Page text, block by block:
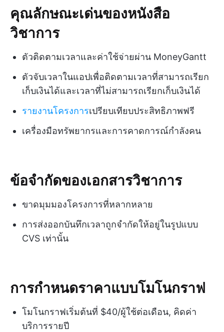
คุณลักษณะเด่นของหนังสือ
วิชาการ
ตัวติดตามเวลาและค่าใช้จ่ายผ่าน MoneyGantt
ตัวจับเวลาในแอปเพื่อติดตามเวลาที่สามารถเรียก
เก็บเงินได้และเวลาที่ไม่สามารถเรียกเก็บเงินได้
รายงานโครงการเปรียบเทียบประสิทธิภาพฟรี
เครื่องมือทรัพยากรและการคาดการณ์กำลังคน
ข้อจำกัดของเอกสารวิชาการ
ขาดมุมมองโครงการที่หลากหลาย
การส่งออกบันทึกเวลาถูกจำกัดให้อยู่ในรูปแบบ
CVS เท่านั้น
การกำหนดราคาแบบโมโนกราฟ
โมโนกราฟเริ่มต้นที่ $40/ผู้ใช้ต่อเดือน, คิดค่า
บริการรายปี